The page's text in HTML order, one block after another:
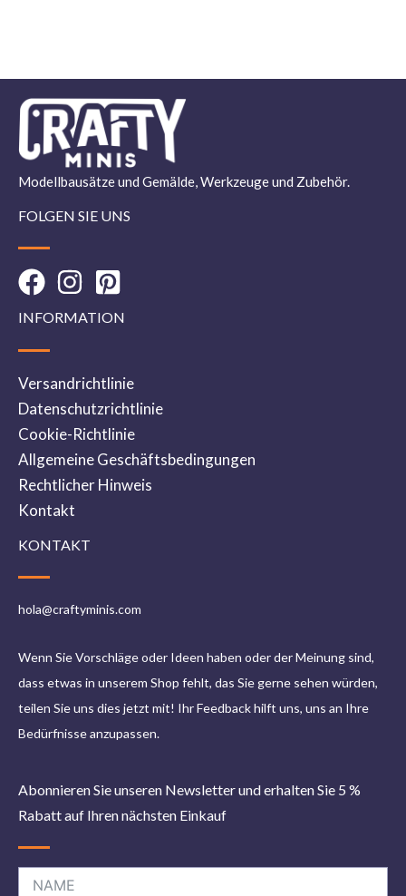
Modellbausätze und Gemälde, Werkzeuge und Zubehör.
FOLGEN SIE UNS
INFORMATION
Versandrichtlinie
Datenschutzrichtlinie
Cookie-Richtlinie
Allgemeine Geschäftsbedingungen
Rechtlicher Hinweis
Kontakt
KONTAKT
hola@craftyminis.com
Wenn Sie Vorschläge oder Ideen haben oder der Meinung sind,
dass etwas in unserem Shop fehlt, das Sie gerne sehen würden,
teilen Sie uns dies jetzt mit! Ihr Feedback hilft uns, uns an Ihre
Bedürfnisse anzupassen.
Abonnieren Sie unseren Newsletter und erhalten Sie 5 %
Rabatt auf Ihren nächsten Einkauf